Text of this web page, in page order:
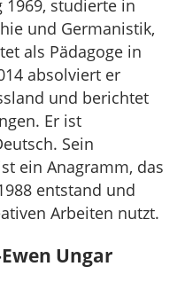
1969, studierte in
und Germanistik,
als Pädagoge in
absolviert er
und berichtet
Er ist
Sein
ein Anagramm, das
entstand und
Arbeiten nutzt.
Ungar